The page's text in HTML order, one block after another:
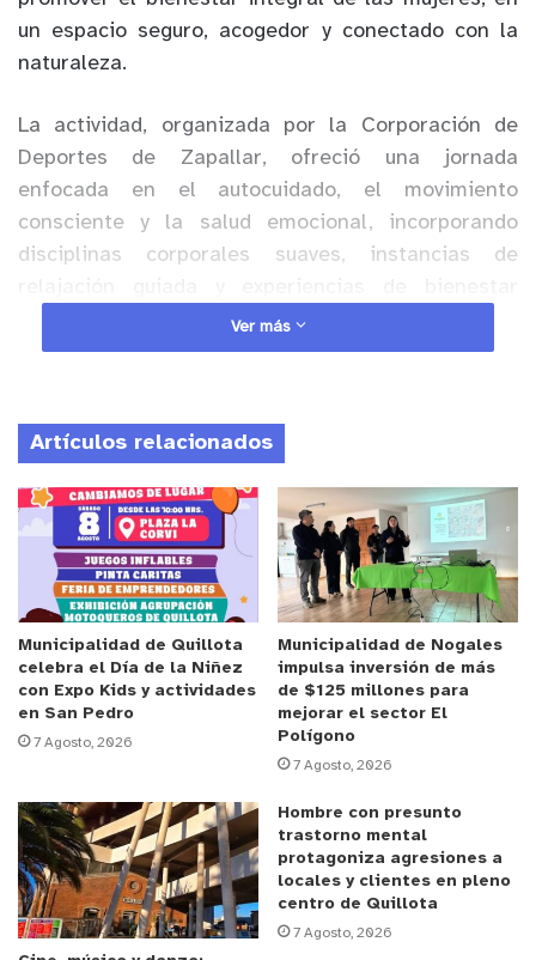
un espacio seguro, acogedor y conectado con la
naturaleza.
La actividad, organizada por la Corporación de
Deportes de Zapallar, ofreció una jornada
enfocada en el autocuidado, el movimiento
consciente y la salud emocional, incorporando
disciplinas corporales suaves, instancias de
sensorial, orientadas a fomentar hábitos de vida
saludable y una mejor calidad de vida.
El director de Deportes de Zapallar, José Antonio
Urquiaga, destacó el sentido de esta iniciativa y su
vínculo con la programación estival señalando que
“la Mañana Wellness es parte de una cartelera
mucho más amplia que ya está en marcha. Hemos
trabajado durante meses para ofrecer actividades
diversas, inclusivas y de calidad, que no solo
promuevan la actividad física, sino también el
bienestar emocional y la vida saludable en todas
las etapas de la vida”.
Por su parte, el alcalde de Zapallar, Gustavo
Alessandri, subrayó el rol que cumple el municipio
en la generación de espacios de encuentro y
cuidado comunitario destacando que “como
municipio queremos construir experiencias con
Ver más
Artículos relacionados
Municipalidad de Quillota
celebra el Día de la Niñez
con Expo Kids y actividades
en San Pedro
7 Agosto, 2026
Municipalidad de Nogales
impulsa inversión de más
de $125 millones para
mejorar el sector El
Polígono
7 Agosto, 2026
Hombre con presunto
trastorno mental
protagoniza agresiones a
locales y clientes en pleno
centro de Quillota
7 Agosto, 2026